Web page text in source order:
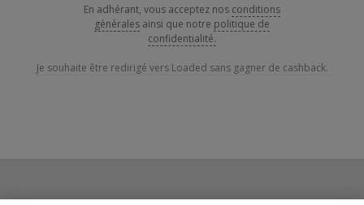
En adhérant, vous acceptez nos conditions
générales ainsi que notre politique de
confidentialité.
Je souhaite être redirigé vers Loaded sans gagner de cashback.